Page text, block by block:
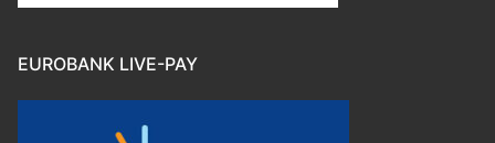
EUROBANK LIVE-PAY